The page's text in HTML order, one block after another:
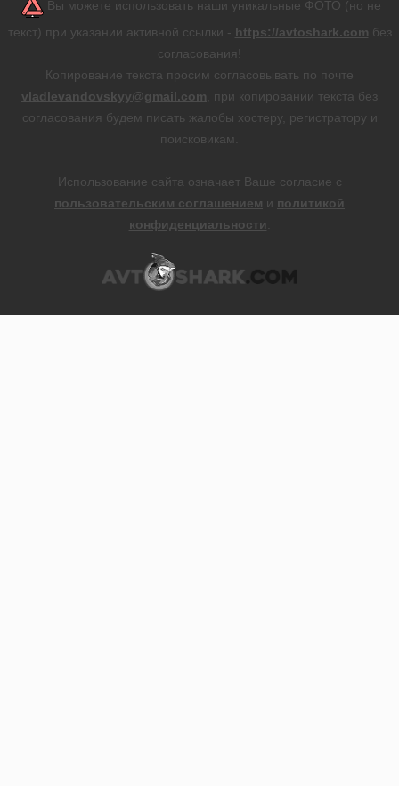
Вы можете использовать наши уникальные ФОТО (но не
текст) при указании активной ссылки - https://avtoshark.com без
согласования!
Копирование текста просим согласовывать по почте
vladlevandovskyy@gmail.com , при копировании текста без
согласования будем писать жалобы хостеру, регистратору и
поисковикам.
Использование сайта означает Ваше согласие с
пользовательским соглашением и политикой
конфиденциальности